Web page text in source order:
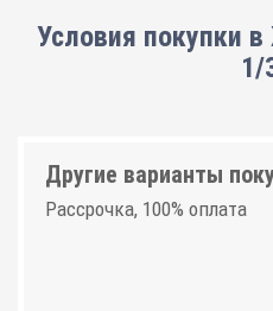
Условия покупки
1/
Другие варианты
Рассрочка, 100% оплата